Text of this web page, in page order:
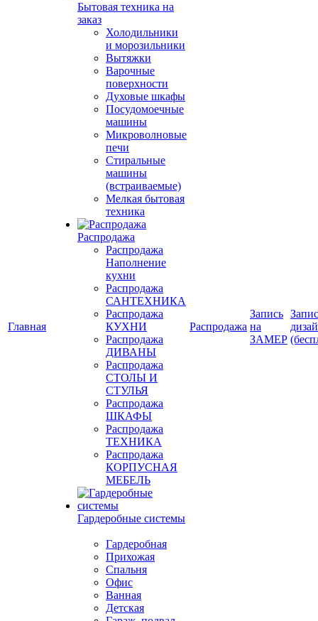
Главная
Бытовая техника на
заказ
Холодильники
и морозильники
Вытяжки
Варочные
поверхности
Духовые шкафы
Посудомоечные
машины
Микроволновые
печи
Стиральные
машины
(встраиваемые)
Мелкая бытовая
техника
Распродажа
Распродажа
Наполнение
кухни
Распродажа
САНТЕХНИКА
Распродажа
КУХНИ
Распродажа
ДИВАНЫ
Распродажа
СТОЛЫ И
СТУЛЬЯ
Распродажа
ШКАФЫ
Распродажа
ТЕХНИКА
Распродажа
КОРПУСНАЯ
МЕБЕЛЬ
Гардеробные системы
Гардеробная
Прихожая
Спальня
Офис
Ванная
Детская
Распродажа
Запись
на
ЗАМЕР